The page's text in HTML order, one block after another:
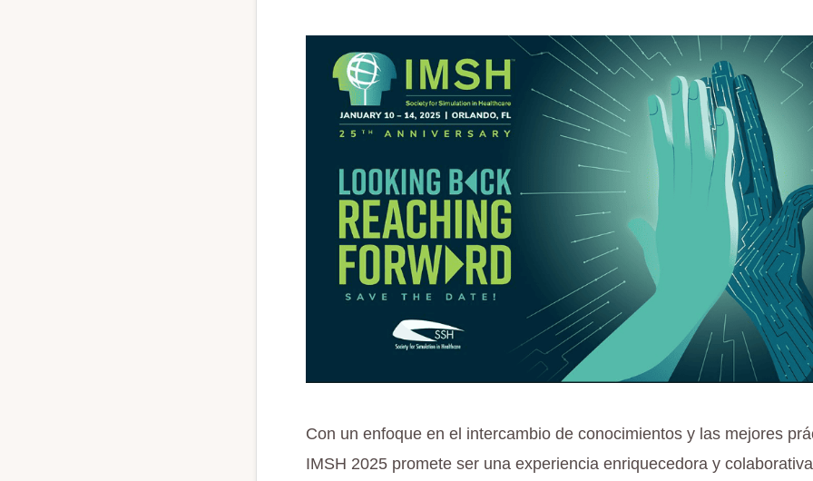
Con un enfoque en el intercambio de conocimientos y las mejores
IMSH 2025 promete ser una experiencia enriquecedora y